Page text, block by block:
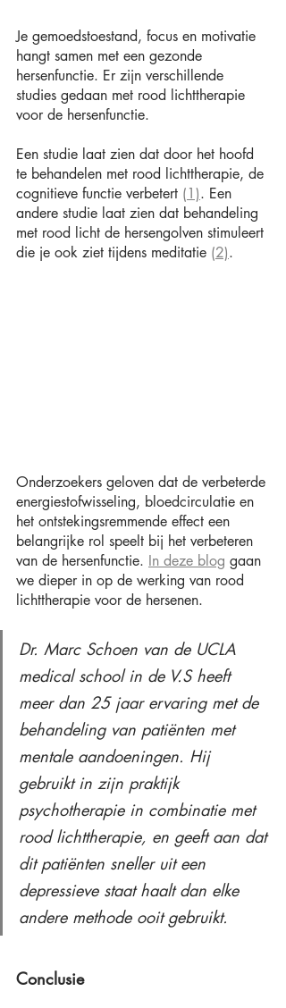
Je gemoedstoestand, focus en motivatie
hangt samen met een gezonde
hersenfunctie. Er zijn verschillende
studies gedaan met rood lichttherapie
voor de hersenfunctie.
Een studie laat zien dat door het hoofd
te behandelen met rood lichttherapie, de
cognitieve functie verbetert (1). Een
andere studie laat zien dat behandeling
met rood licht de hersengolven stimuleert
die je ook ziet tijdens meditatie (2).
Onderzoekers geloven dat de verbeterde
energiestofwisseling, bloedcirculatie en
het ontstekingsremmende effect een
belangrijke rol speelt bij het verbeteren
van de hersenfunctie. In deze blog gaan
we dieper in op de werking van rood
lichttherapie voor de hersenen.
Dr. Marc Schoen van de UCLA
medical school in de V.S heeft
meer dan 25 jaar ervaring met de
behandeling van patiënten met
mentale aandoeningen. Hij
gebruikt in zijn praktijk
psychotherapie in combinatie met
rood lichttherapie, en geeft aan dat
dit patiënten sneller uit een
depressieve staat haalt dan elke
andere methode ooit gebruikt.
Conclusie